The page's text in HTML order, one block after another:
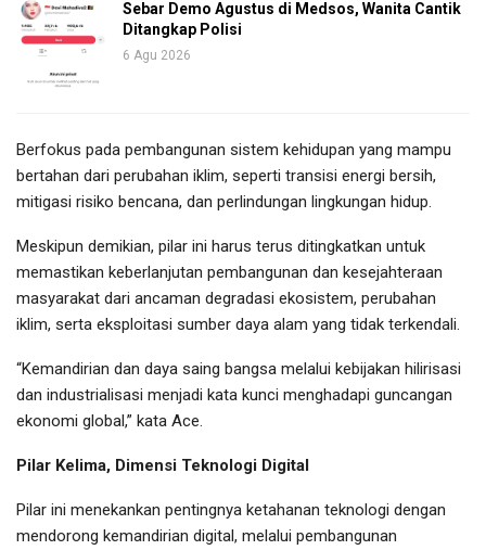
Sebar Demo Agustus di Medsos, Wanita Cantik
Ditangkap Polisi
6 Agu 2026
Berfokus pada pembangunan sistem kehidupan yang mampu
bertahan dari perubahan iklim, seperti transisi energi bersih,
mitigasi risiko bencana, dan perlindungan lingkungan hidup.
Meskipun demikian, pilar ini harus terus ditingkatkan untuk
memastikan keberlanjutan pembangunan dan kesejahteraan
masyarakat dari ancaman degradasi ekosistem, perubahan
iklim, serta eksploitasi sumber daya alam yang tidak terkendali.
“Kemandirian dan daya saing bangsa melalui kebijakan hilirisasi
dan industrialisasi menjadi kata kunci menghadapi guncangan
ekonomi global,” kata Ace.
Pilar Kelima, Dimensi Teknologi Digital
Pilar ini menekankan pentingnya ketahanan teknologi dengan
mendorong kemandirian digital, melalui pembangunan